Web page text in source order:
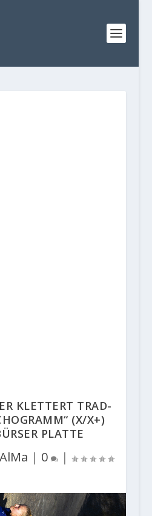
KLETTERT TRAD-
(X/X+)
PLATTE
AlMa | 0 |